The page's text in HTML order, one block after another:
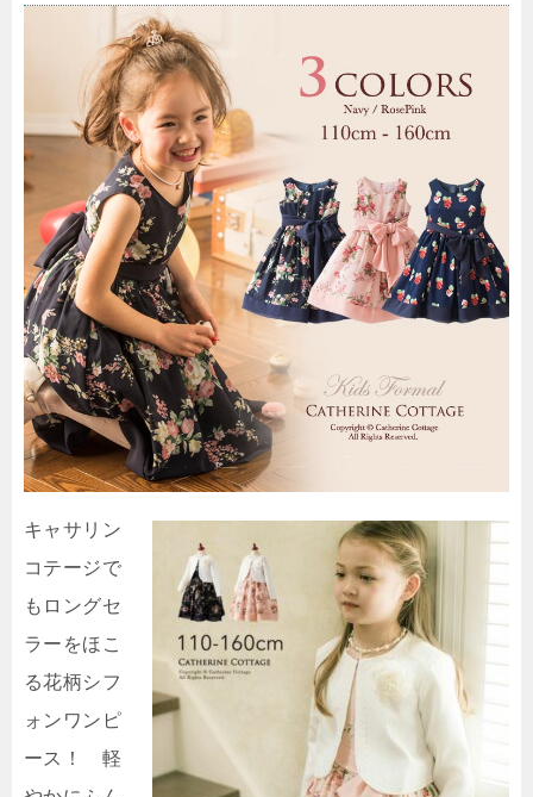
キャサリン
コテージで
もロングセ
ラーをほこ
る花柄シフ
ォンワンピ
ース！ 軽